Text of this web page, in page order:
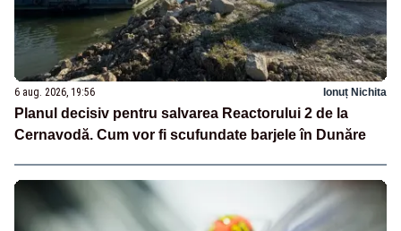
6 aug. 2026, 19:56 Ionuț Nichita
Planul decisiv pentru salvarea Reactorului 2 de la
Cernavodă. Cum vor fi scufundate barjele în Dunăre